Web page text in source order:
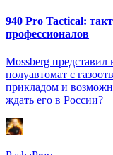
940 Pro Tactical:
профессионалов
Mossberg
полуавтомат с
прикладом и
ждать его в России?